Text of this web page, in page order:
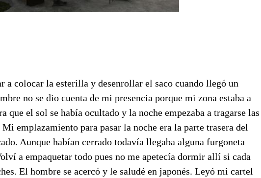
a colocar la esterilla y desenrollar el saco cuando llegó un
no se dio cuenta de mi presencia porque mi zona estaba a
que el sol se había ocultado y la noche empezaba a tragarse las
emplazamiento para pasar la noche era la parte trasera del
Aunque habían cerrado todavía llegaba alguna furgoneta
a empaquetar todo pues no me apetecía dormir allí si cada
El hombre se acercó y le saludé en japonés. Leyó mi cartel